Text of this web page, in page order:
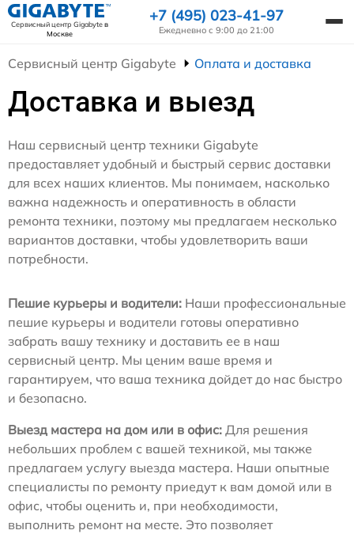
Сервисный центр Gigabyteв
Москве
+7 (495) 023-41-97
Ежедневно с 9:00 до 21:00
Сервисный центр Gigabyte Оплата и доставка
Доставка и выезд
Наш сервисный центр техники Gigabyte
предоставляет удобный и быстрый сервис доставки
для всех наших клиентов. Мы понимаем, насколько
важна надежность и оперативность в области
ремонта техники, поэтому мы предлагаем несколько
вариантов доставки, чтобы удовлетворить ваши
потребности.
Пешие курьеры и водители: Наши профессиональные
пешие курьеры и водители готовы оперативно
забрать вашу технику и доставить ее в наш
сервисный центр. Мы ценим ваше время и
гарантируем, что ваша техника дойдет до нас быстро
и безопасно.
Выезд мастера на дом или в офис: Для решения
небольших проблем с вашей техникой, мы также
предлагаем услугу выезда мастера. Наши опытные
специалисты по ремонту приедут к вам домой или в
офис, чтобы оценить и, при необходимости,
выполнить ремонт на месте. Это позволяет